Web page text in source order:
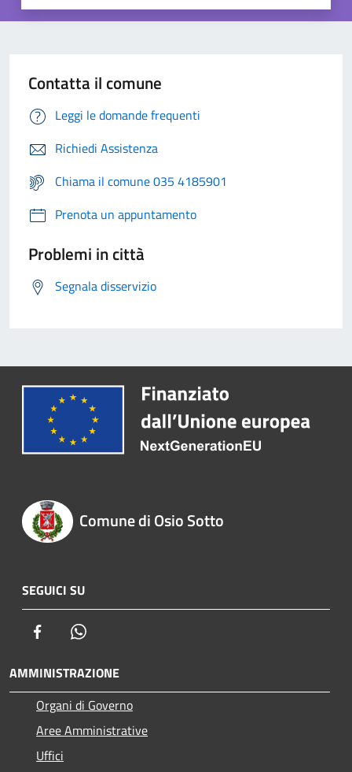
Contatta il comune
Leggi le domande frequenti
Richiedi Assistenza
Chiama il comune 035 4185901
Prenota un appuntamento
Problemi in città
Segnala disservizio
Comune di Osio Sotto
SEGUICI SU
Facebook
AMMINISTRAZIONE
Organi di Governo
Aree Amministrative
Uffici